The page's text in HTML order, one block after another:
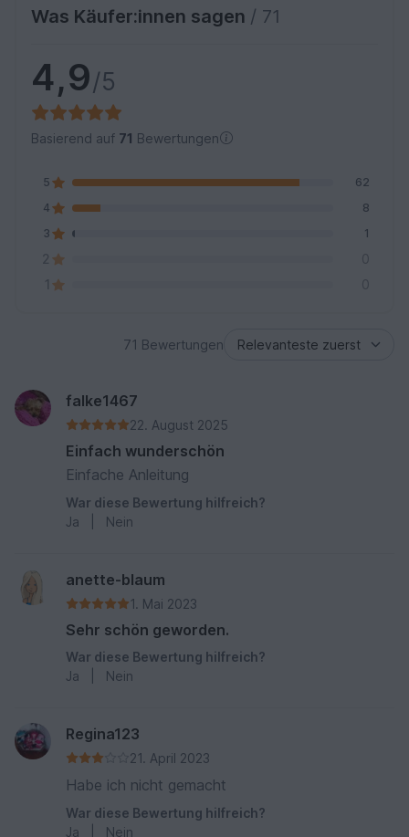
Was Käufer:innen sagen / 71
4,9/5
Basierend auf 71 Bewertungen
5
62
4
8
3
1
2
0
1
0
71 Bewertungen
falke1467
22. August 2025
Einfach wunderschön
Einfache Anleitung
War diese Bewertung hilfreich?
Ja
Nein
anette-blaum
1. Mai 2023
Sehr schön geworden.
War diese Bewertung hilfreich?
Ja
Nein
Regina123
21. April 2023
Habe ich nicht gemacht
War diese Bewertung hilfreich?
Ja
Nein